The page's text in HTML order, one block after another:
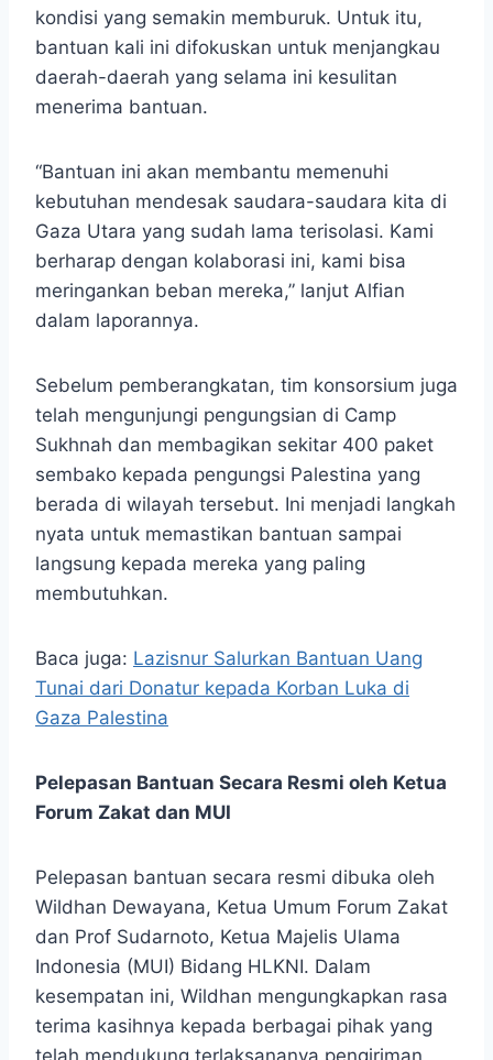
kondisi yang semakin memburuk. Untuk itu,
bantuan kali ini difokuskan untuk menjangkau
daerah-daerah yang selama ini kesulitan
menerima bantuan.
“Bantuan ini akan membantu memenuhi
kebutuhan mendesak saudara-saudara kita di
Gaza Utara yang sudah lama terisolasi. Kami
berharap dengan kolaborasi ini, kami bisa
meringankan beban mereka,” lanjut Alfian
dalam laporannya.
Sebelum pemberangkatan, tim konsorsium juga
telah mengunjungi pengungsian di Camp
Sukhnah dan membagikan sekitar 400 paket
sembako kepada pengungsi Palestina yang
berada di wilayah tersebut. Ini menjadi langkah
nyata untuk memastikan bantuan sampai
langsung kepada mereka yang paling
membutuhkan.
Baca juga: Lazisnur Salurkan Bantuan Uang
Tunai dari Donatur kepada Korban Luka di
Gaza Palestina
Pelepasan Bantuan Secara Resmi oleh Ketua
Forum Zakat dan MUI
Pelepasan bantuan secara resmi dibuka oleh
Wildhan Dewayana, Ketua Umum Forum Zakat
dan Prof Sudarnoto, Ketua Majelis Ulama
Indonesia (MUI) Bidang HLKNI. Dalam
kesempatan ini, Wildhan mengungkapkan rasa
terima kasihnya kepada berbagai pihak yang
telah mendukung terlaksananya pengiriman